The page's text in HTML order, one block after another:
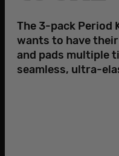
The 3-pack Period
wants to have
and pads multiple
seamless, ultra-